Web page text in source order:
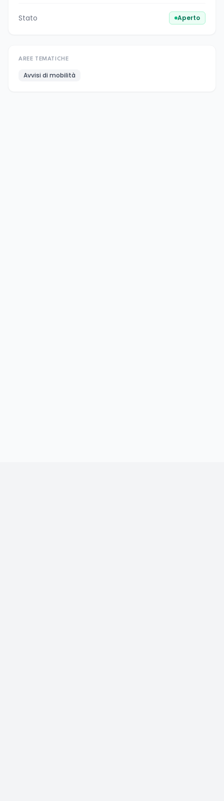
Stato Aperto
AREE TEMATICHE
Avvisi di mobilità